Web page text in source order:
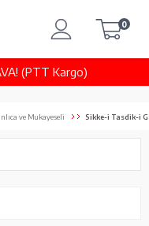
(PTT Kargo)
0
ve Mukayeseli Sikke-i Tasdik-i